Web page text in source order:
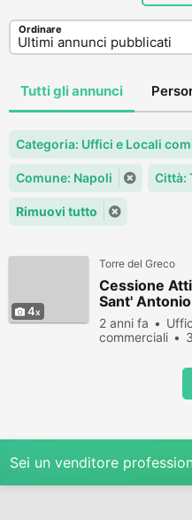
Ordinare
Tutti gli annunci
Categoria: Uffici e Locali
Comune: Napoli Città:
Rimuovi tutto
4
Torre del Greco
Cessione
Sant' Antonio
2 anni fa
commerciali
Sei un venditore